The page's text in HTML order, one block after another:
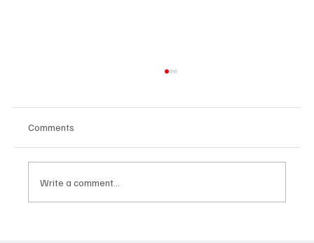
Comments
Write a comment...